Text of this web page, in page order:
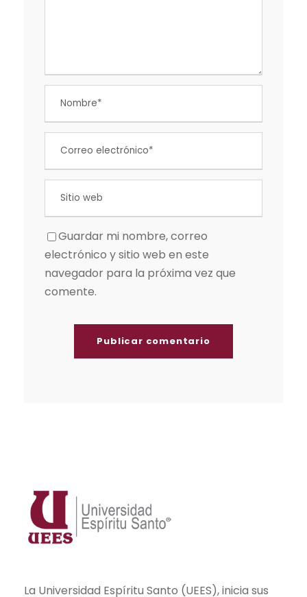
Guardar mi nombre, correo
electrónico y sitio web en este
navegador para la próxima vez que
comente.
La Universidad Espíritu Santo (UEES), inicia sus